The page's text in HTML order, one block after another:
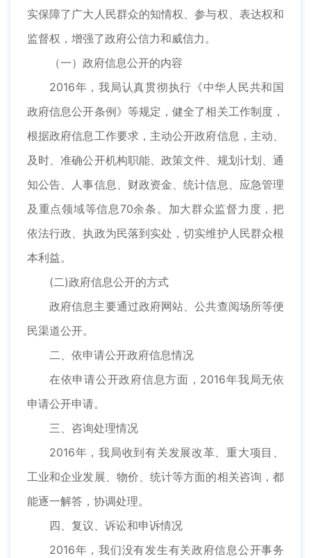
实保障了广大人民群众的知情权、参与权、表达权和
监督权，增强了政府公信力和威信力。
（一）政府信息公开的内容
2016年，我局认真贯彻执行《中华人民共和国
政府信息公开条例》等规定，健全了相关工作制度，
根据政府信息工作要求，主动公开政府信息，主动、
及时、准确公开机构职能、政策文件、规划计划、通
知公告、人事信息、财政资金、统计信息、应急管理
及重点领域等信息70余条。加大群众监督力度，把
依法行政、执政为民落到实处，切实维护人民群众根
本利益。
(二)政府信息公开的方式
政府信息主要通过政府网站、公共查阅场所等便
民渠道公开。
二、依申请公开政府信息情况
在依申请公开政府信息方面，2016年我局无依
申请公开申请。
三、咨询处理情况
2016年，我局收到有关发展改革、重大项目、
工业和企业发展、物价、统计等方面的相关咨询，都
能逐一解答，协调处理。
四、复议、诉讼和申诉情况
2016年，我们没有发生有关政府信息公开事务